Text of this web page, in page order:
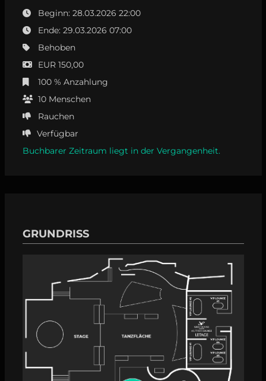
Beginn: 28.03.2026 22:00
Ende: 29.03.2026 07:00
Behoben
EUR 150,00
100 % Anzahlung
10 Menschen
Rauchen
Verfügbar
Buchbarer Zeitraum liegt in der Vergangenheit.
GRUNDRISS